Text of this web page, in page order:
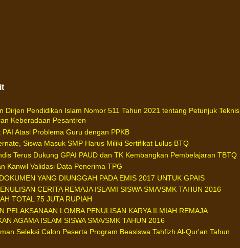
Dirjen Pendidikan Islam Nomor 511 Tahun 2021 tentang Petunjuk Teknis
Keberadaan Pesantren
PAI Atasi Problema Guru dengan PPKB
Siswa Masuk SMP Harus Miliki Sertifikat Lulus BTQ
Terus Dukung GPAI PAUD dan TK Kembangkan Pembelajaran TBTQ
Kanwil Validasi Data Penerima TPG
YANG DIUNGGAH PADA EMIS 2017 UNTUK GPAIS
CERITA REMAJA ISLAMI SISWA SMA/SMK TAHUN 2016
TOTAL 75 JUTA RUPIAH
PELAKSANAAN LOMBA PENULISAN KARYA ILMIAH REMAJA
AGAMA ISLAM SISWA SMA/SMK TAHUN 2016
Seleksi Calon Peserta Program Beasiswa Tahfizh Al-Qur'an Tahun